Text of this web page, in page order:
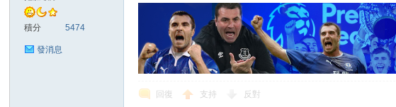
積分 5474
發消息
回復 支持 反對